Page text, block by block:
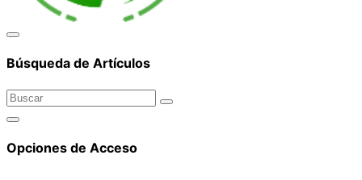
Búsqueda de Artículos
Opciones de Acceso